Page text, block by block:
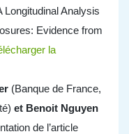
Longitudinal Analysis
Evidence from
la
(Banque de France,
et Benoit Nguyen
de l’article